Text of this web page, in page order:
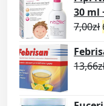
30 ml
7,00zł
13,66